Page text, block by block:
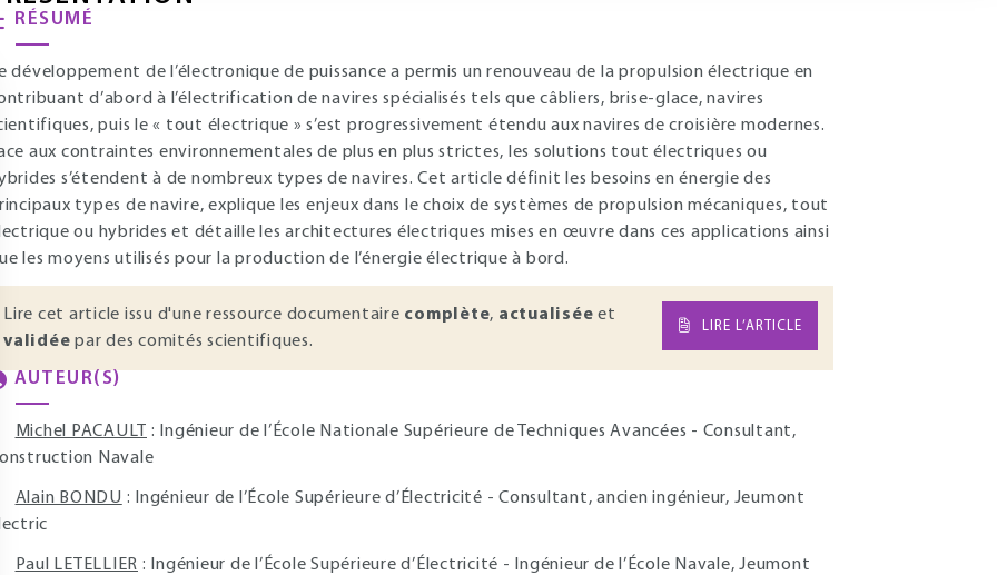
RÉSUMÉ
développement de l’électronique de puissance a permis un renouveau de la propulsion électrique en
d’abord à l’électrification de navires spécialisés tels que câbliers, brise-glace, navires
puis le « tout électrique » s’est progressivement étendu aux navires de croisière modernes.
aux contraintes environnementales de plus en plus strictes, les solutions tout électriques ou
s’étendent à de nombreux types de navires. Cet article définit les besoins en énergie des
types de navire, explique les enjeux dans le choix de systèmes de propulsion mécaniques, tout
ou hybrides et détaille les architectures électriques mises en œuvre dans ces applications ainsi
les moyens utilisés pour la production de l’énergie électrique à bord.
Lire cet article issu d'une ressource documentaire complète, actualisée et
validée par des comités scientifiques.
LIRE L’ARTICLE
AUTEUR(S)
Michel PACAULT
: Ingénieur de l’École Nationale Supérieure de Techniques Avancées - Consultant,
Navale
Alain BONDU : Ingénieur de l’École Supérieure d’Électricité - Consultant, ancien ingénieur, Jeumont
Paul LETELLIER : Ingénieur de l’École Supérieure d’Électricité - Ingénieur de l’École Navale, Jeumont